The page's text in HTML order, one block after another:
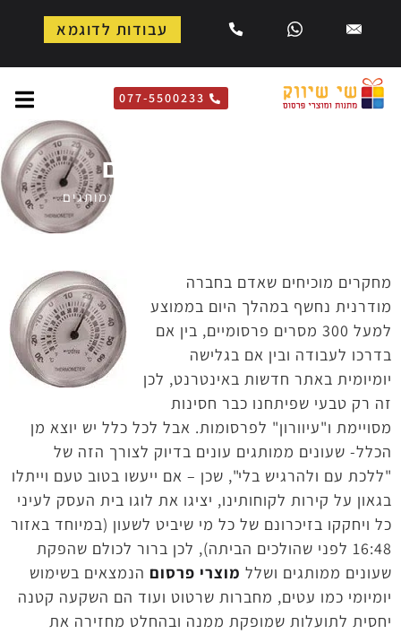
עבודות לדוגמא
077-5500233
שעונים ממותגים
שעונים ממותגים
מחקרים מוכיחים שאדם בחברה
מודרנית נחשף במהלך היום בממוצע
למעל 300 מסרים פרסומיים, בין אם
בדרכו לעבודה ובין אם בגלישה
יומיומית באתר חדשות באינטרנט, לכן
זה רק טבעי שפיתחנו כבר חסינות
מסויימת ו"עיוורון" לפרסומות. אבל לכל כלל יש יוצא מן
הכלל- שעונים ממותגים עונים בדיוק לצורך הזה של
"ללכת עם ולהרגיש בלי", שכן – אם ייעשו בטוב טעם וייתלו
בגאון על קירות לקוחותינו, יציגו את לוגו בית העסק לעיני
כל ויחקקו בזיכרונם של כל מי שיביט לשעון (במיוחד באזור
16:48 לפני שהולכים הביתה), לכן ברור לכולם שהפקת
שעונים ממותגים ושלל מוצרי פרסום הנמצאים בשימוש
יומיומי כמו עטים, מחברות שרטוט ועוד הם השקעה קטנה
יחסית לתועלות שמופקת ממנה ובהחלט מחזירה את